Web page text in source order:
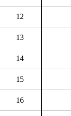
12
13
14
15
16